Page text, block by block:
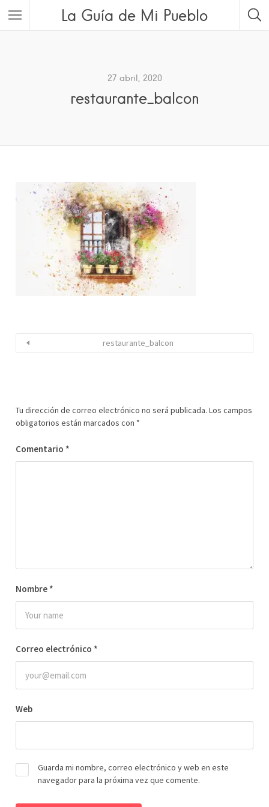
La Guía de Mi Pueblo
27 abril, 2020
restaurante_balcon
restaurante_balcon
Tu dirección de correo electrónico no será publicada. Los campos
obligatorios están marcados con *
Comentario *
Nombre *
Correo electrónico *
Web
Guarda mi nombre, correo electrónico y web en este
navegador para la próxima vez que comente.